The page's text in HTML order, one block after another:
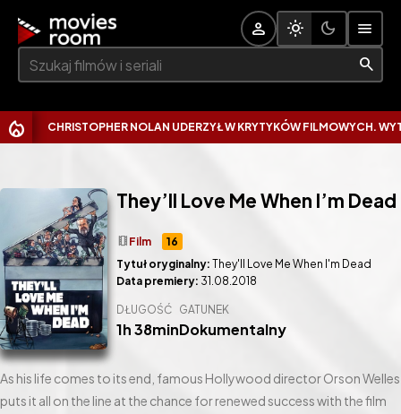
Szukaj:
CHRISTOPHER NOLAN UDERZYŁ W KRYTYKÓW FILMOWYCH.
They’ll Love Me When I’m Dead
16
theaters Film
Tytuł oryginalny: They'll Love Me When I'm Dead
Data premiery: 31.08.2018
As his life comes to its end, famous Hollywood director Orson Welles
puts it all on the line at the chance for renewed success with the film
DŁUGOŚĆ
1h 38min
GATUNEK
Dokumentalny